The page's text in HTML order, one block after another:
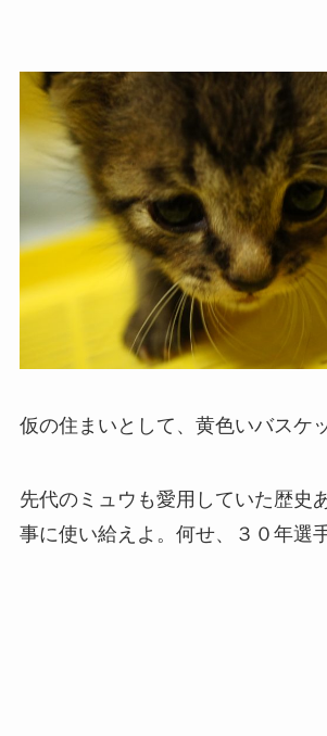
仮の住まいとして、黄色いバスケ
先代のミュウも愛用していた歴史
事に使い給えよ。何せ、３０年選